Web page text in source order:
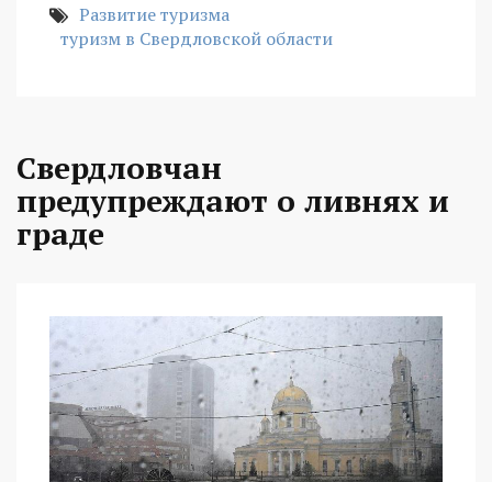
Развитие туризма
туризм в Свердловской области
Свердловчан
предупреждают о ливнях и
граде